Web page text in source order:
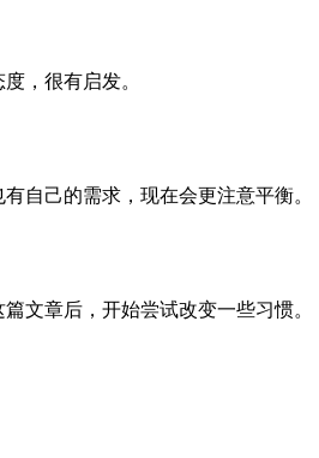
，很有启发。
自己的需求，现在会更注意平衡。
文章后，开始尝试改变一些习惯。